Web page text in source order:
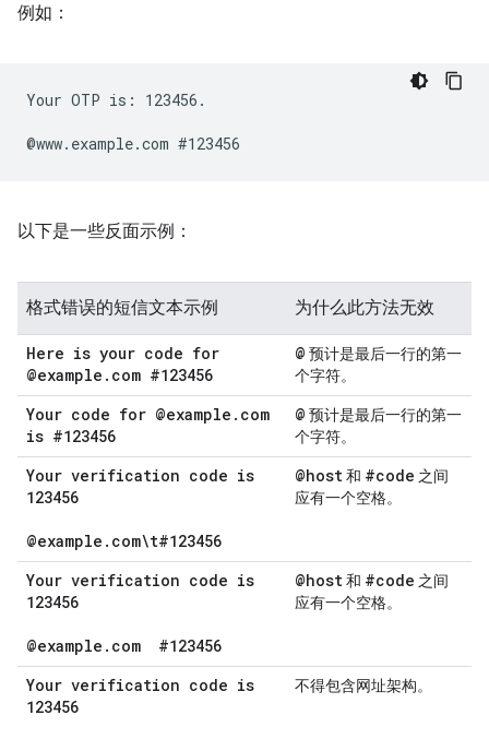
例如：
Your OTP is: 123456.
以下是一些反面示例：
格式错误的短信文本示例 为什么此方法无效
Here is your code for
@example . com #123456
@ 预计是最后一行的第一
个字符。
Your code for @example . com
is #123456
@ 预计是最后一行的第一
个字符。
Your verification code is
123456
@example . com\t#123456
@host和 #code 之间
应有一个空格。
Your verification code is
123456
@example . com #123456
@host和 #code 之间
应有一个空格。
Your verification code is
123456
不得包含网址架构。